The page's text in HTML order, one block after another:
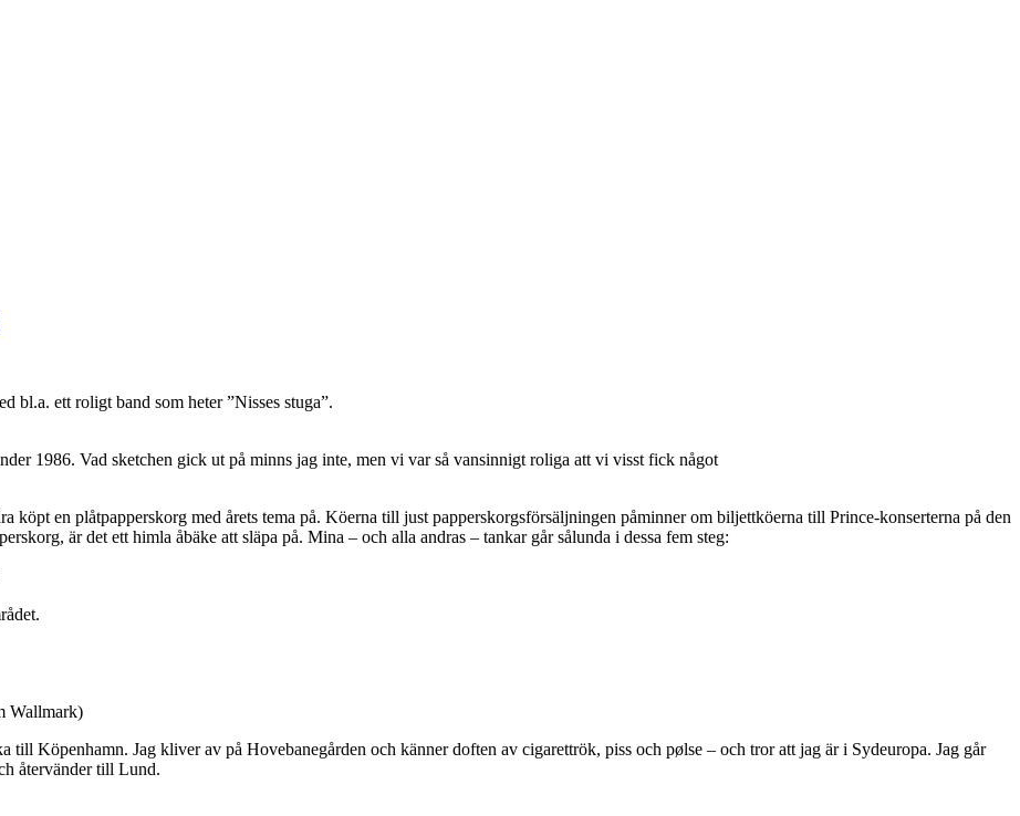
bl.a. ett roligt band som heter ”Nisses stuga”.
1986. Vad sketchen gick ut på minns jag inte, men vi var så vansinnigt roliga att vi visst fick något
köpt en plåtpapperskorg med årets tema på. Köerna till just papperskorgsförsäljningen påminner om biljettköerna till Prince-konserterna på den
är det ett himla åbäke att släpa på. Mina – och alla andras – tankar går sålunda i dessa fem steg:
Wallmark)
till Köpenhamn. Jag kliver av på Hovebanegården och känner doften av cigarettrök, piss och pølse – och tror att jag är i Sydeuropa. Jag går
återvänder till Lund.